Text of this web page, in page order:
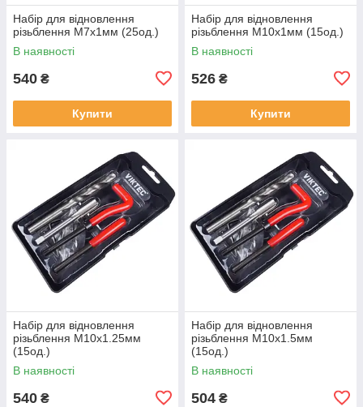
Набір для відновлення
різьблення М7x1мм (25од.)
В наявності
540 ₴
Купити
Набір для відновлення
різьблення М10x1мм (15од.)
В наявності
526 ₴
Купити
Набір для відновлення
різьблення М10x1.25мм
(15од.)
В наявності
540 ₴
Набір для відновлення
різьблення М10x1.5мм
(15од.)
В наявності
504 ₴